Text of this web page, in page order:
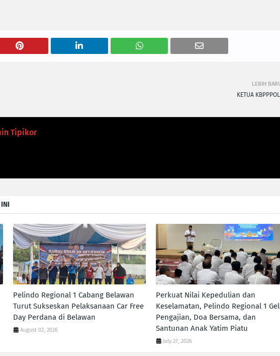
LEBIH
KETUA
Tipikor
INI
Pelindo Regional 1 Cabang Belawan
Turut Sukseskan Pelaksanaan Car Free
Day Perdana di Belawan
August 02, 2026
Perkuat Nilai Kepedulian dan
Keselamatan, Pelindo Regional 1
Pengajian, Doa Bersama, dan
Santunan Anak Yatim Piatu
July 27, 2026